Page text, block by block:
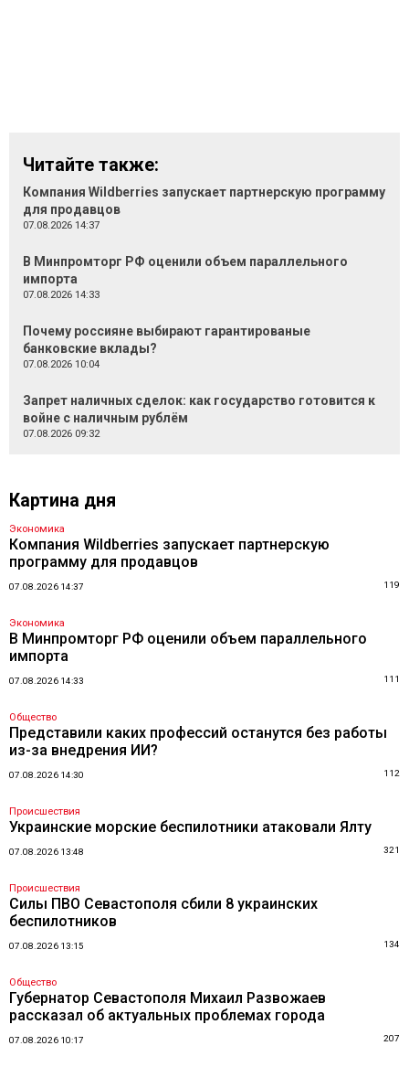
Читайте также:
Компания Wildberries запускает партнерскую программу
для продавцов
07.08.2026 14:37
В Минпромторг РФ оценили объем параллельного
импорта
07.08.2026 14:33
Почему россияне выбирают гарантированые
банковские вклады?
07.08.2026 10:04
Запрет наличных сделок: как государство готовится к
войне с наличным рублём
07.08.2026 09:32
Картина дня
Экономика
Компания Wildberries запускает партнерскую
программу для продавцов
07.08.2026 14:37 119
Экономика
В Минпромторг РФ оценили объем параллельного
импорта
07.08.2026 14:33 111
Общество
Представили каких профессий останутся без работы
из-за внедрения ИИ?
07.08.2026 14:30 112
Происшествия
Украинские морские беспилотники атаковали Ялту
07.08.2026 13:48 321
Происшествия
Силы ПВО Севастополя сбили 8 украинских
беспилотников
07.08.2026 13:15 134
Общество
Губернатор Севастополя Михаил Развожаев
рассказал об актуальных проблемах города
07.08.2026 10:17 207